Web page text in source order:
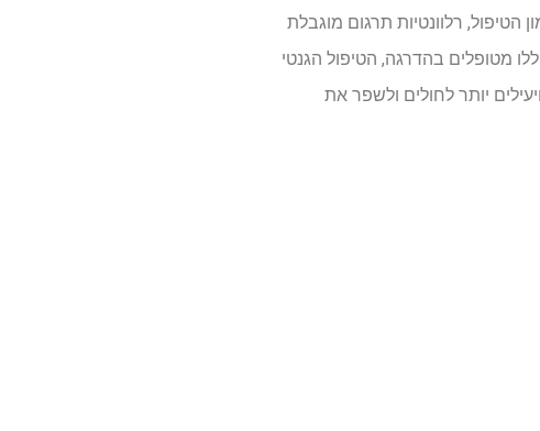
רלוונטיות תרגום מוגבלת
מטופלים בהדרגה, הטיפול הגנטי
יותר לחולים ולשפר את